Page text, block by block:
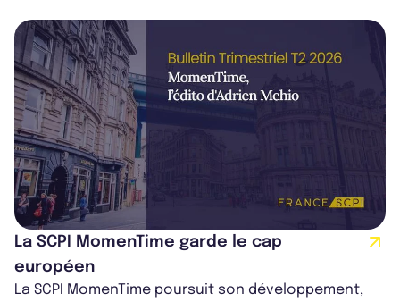
La SCPI MomenTime garde le cap
européen
La SCPI MomenTime poursuit son développement,